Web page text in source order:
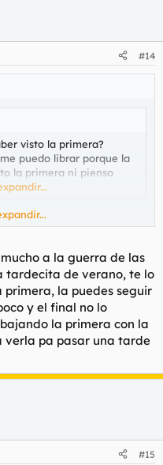
#14
visto la primera?
puedo librar porque la
la primera ni pienso
amoroso entre un
cómo se llamaba.
a la guerra de las
tardecita de verano, te lo
primera, la puedes seguir
y el final no lo
la primera con la
verla pa pasar una tarde
#15